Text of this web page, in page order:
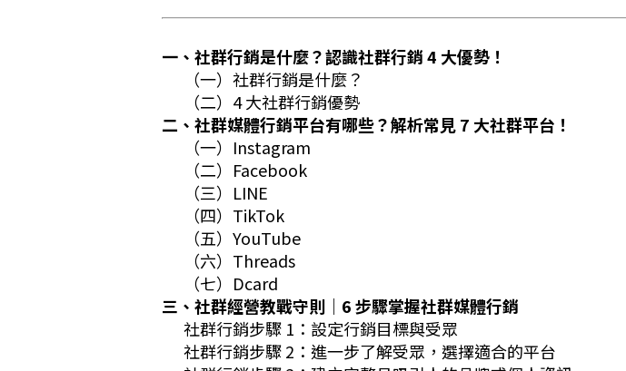
一、社群行銷是什麼？認識社群行銷 4 大優勢！
（一）社群行銷是什麼？
（二）4 大社群行銷優勢
二、社群媒體行銷平台有哪些？解析常見 7 大社群平台！
（一）Instagram
（二）Facebook
（三）LINE
（四）TikTok
（五）YouTube
（六）Threads
（七）Dcard
三、社群經營教戰守則｜6 步驟掌握社群媒體行銷
社群行銷步驟 1：設定行銷目標與受眾
社群行銷步驟 2：進一步了解受眾，選擇適合的平台